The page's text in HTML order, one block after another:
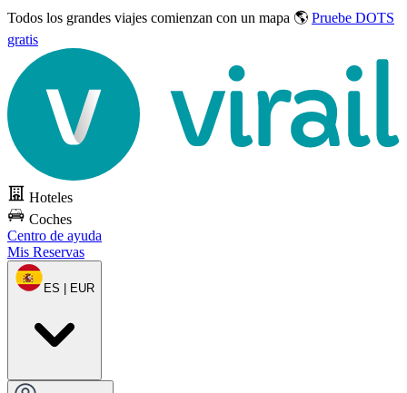
Todos los grandes viajes comienzan con un mapa 🌎 Pruebe DOTS
gratis
Hoteles
Coches
Centro de ayuda
Mis Reservas
ES | EUR